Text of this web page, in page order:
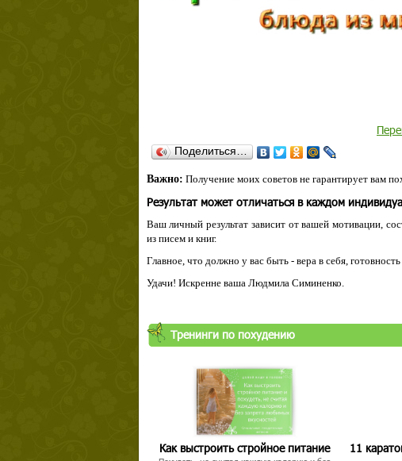
Поделиться…
Важно: Получение моих советов не гарантирует вам
Результат может отличаться в каждом
Ваш личный результат зависит от вашей мотивации,
из писем и книг.
Главное, что должно у вас быть - вера в себя,
Удачи! Искренне ваша Людмила Симиненко.
Тренинги по похудению
Как выстроить стройное питание
11